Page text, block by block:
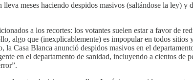
meses haciendo despidos masivos (saltándose la ley) y
a los recortes: los votantes suelen estar a favor de
algo que (inexplicablemente) es impopular en todos
Casa Blanca anunció despidos masivos en el
en el departamento de sanidad, incluyendo a cientos de